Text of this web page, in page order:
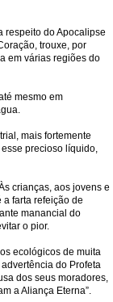
respeito do Apocalipse
trouxe, por
em várias regiões do
mesmo em
mais fortemente
precioso líquido,
crianças, aos jovens e
farta refeição de
manancial do
o pior.
ecológicos de muita
do Profeta
dos seus moradores,
a Aliança Eterna”.